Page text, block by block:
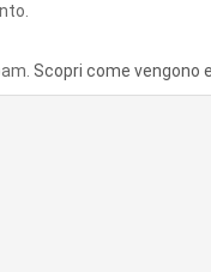
Scopri come vengono